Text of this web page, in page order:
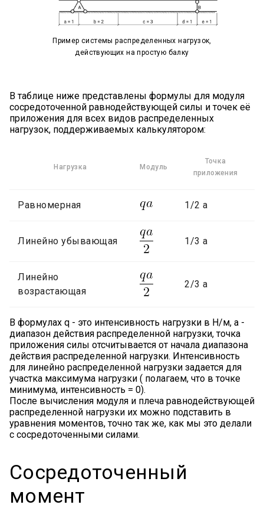
Пример системы распределенных нагрузок,
действующих на простую балку
В таблице ниже представлены формулы для модуля
сосредоточенной равнодействующей силы и точек её
приложения для всех видов распределенных
нагрузок, поддерживаемых калькулятором:
Нагрузка Модуль
Точка
приложения
Равномерная 1/2 a
Линейно убывающая 1/3 a
Линейно
возрастающая
2/3 a
В формулах q - это интенсивность нагрузки в Н/м, a -
диапазон действия распределенной нагрузки, точка
приложения силы отсчитывается от начала диапазона
действия распределенной нагрузки. Интенсивность
для линейно распределенной нагрузки задается для
участка максимума нагрузки ( полагаем, что в точке
минимума, интенсивность = 0).
После вычисления модуля и плеча равнодействующей
распределенной нагрузки их можно подставить в
уравнения моментов, точно так же, как мы это делали
с сосредоточенными силами.
Сосредоточенный
момент